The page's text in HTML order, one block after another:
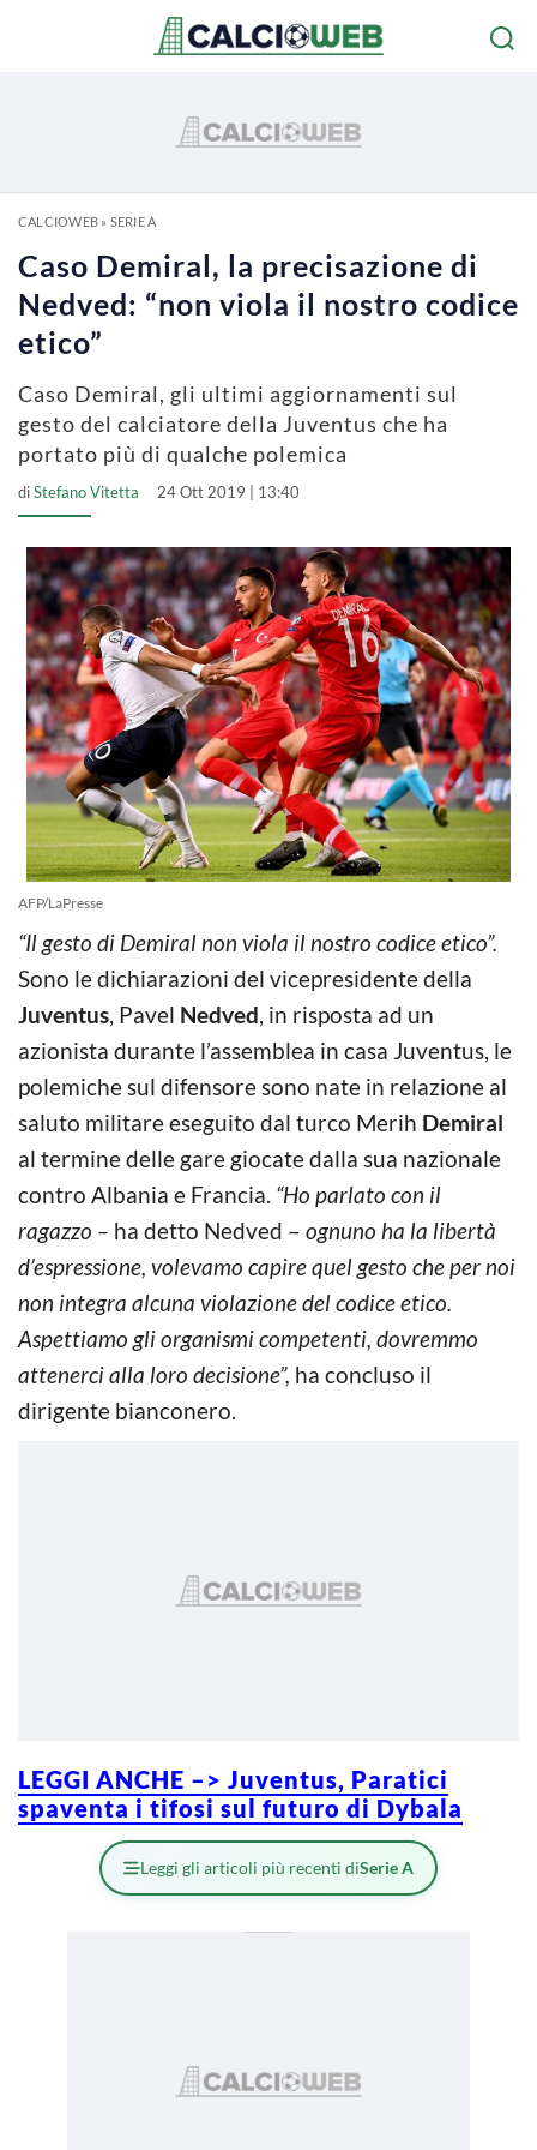
CALCIOWEB» SERIE A
Caso Demiral, la precisazione di
Nedved: “non viola il nostro codice
etico”
Caso Demiral, gli ultimi aggiornamenti sul
gesto del calciatore della Juventus che ha
portato più di qualche polemica
diStefano Vitetta 24 Ott 2019 | 13:40
AFP/LaPresse
“Il gesto di Demiral non viola il nostro codice etico”.
Sono le dichiarazioni del vicepresidente della
Juventus, Pavel Nedved, in risposta ad un
azionista durante l’assemblea in casa Juventus, le
polemiche sul difensore sono nate in relazione al
saluto militare eseguito dal turco Merih Demiral
al termine delle gare giocate dalla sua nazionale
contro Albania e Francia. “Ho parlato con il
ragazzo – ha detto Nedved – ognuno ha la libertà
d’espressione, volevamo capire quel gesto che per noi
non integra alcuna violazione del codice etico.
Aspettiamo gli organismi competenti, dovremmo
attenerci alla loro decisione”, ha concluso il
dirigente bianconero.
LEGGI ANCHE –> Juventus, Paratici
spaventa i tifosi sul futuro di Dybala
Leggi gli articoli più recenti diSerie A